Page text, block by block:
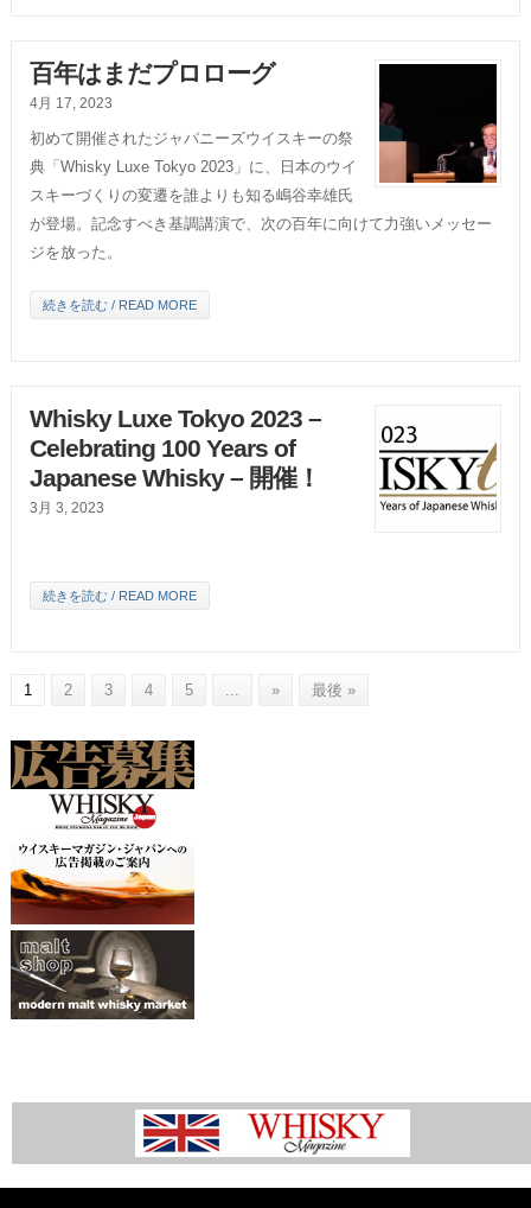
百年はまだプロローグ
4月 17, 2023
初めて開催されたジャパニーズウイスキーの祭
典「Whisky Luxe Tokyo 2023」に、日本のウイ
スキーづくりの変遷を誰よりも知る嶋谷幸雄氏
が登場。記念すべき基調講演で、次の百年に向けて力強いメッセー
ジを放った。
続きを読む / READ MORE
Whisky Luxe Tokyo 2023 –
Celebrating 100 Years of
Japanese Whisky – 開催！
3月 3, 2023
続きを読む / READ MORE
1 2 3 4 5 ... » 最後 »